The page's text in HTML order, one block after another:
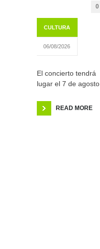
0
CULTURA
06/08/2026
El concierto tendrá
lugar el 7 de agosto
READ MORE